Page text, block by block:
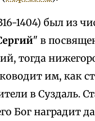
1404) был из
" в
тогда
им, как
в Суздаль.
Бог наградит